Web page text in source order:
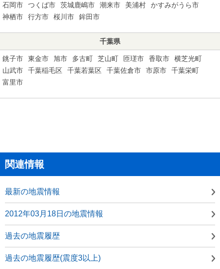
石岡市
つくば市 茨城鹿嶋市 潮来市 美浦村
かすみがうら市
神栖市
行方市 桜川市 鉾田市
千葉県
銚子市 東金市 旭市 多古町 芝山町 匝瑳市 香取市
横芝光町
山武市
千葉稲毛区 千葉若葉区 千葉佐倉市 市原市
千葉栄町
富里市
関連情報
最新の地震情報
2012年03月18日の地震情報
過去の地震履歴
過去の地震履歴(震度3以上)